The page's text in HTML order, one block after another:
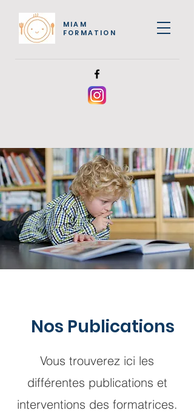
MIAM
FORMATION
Nos Publications
Vous trouverez ici les
différentes publications et
interventions des formatrices.